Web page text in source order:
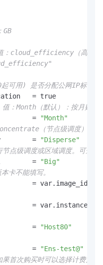
GB
：cloud_efficiency（高效云
用) 是否分配公网IP标识符
= true
：Month（默认）：按月购买
=
"Month"
（节点级调度）、
=
"Disperse"
节点级调度或区域调度。可
=
"Big"
卡不能填写。
= var.image_id
=
=
"Host80"
=
"Ens-test@"
首次购买时可以选择计费方